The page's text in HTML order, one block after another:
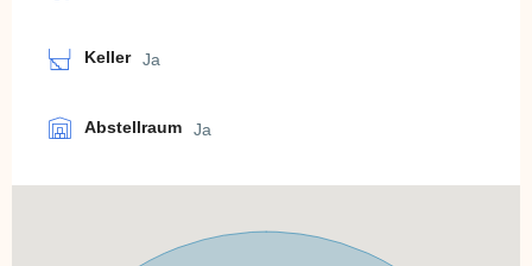
Keller Ja
Abstellraum Ja